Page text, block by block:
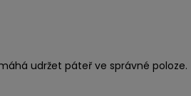
udržet páteř ve správné poloze.